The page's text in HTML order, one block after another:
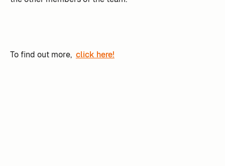
To find out more, click here!